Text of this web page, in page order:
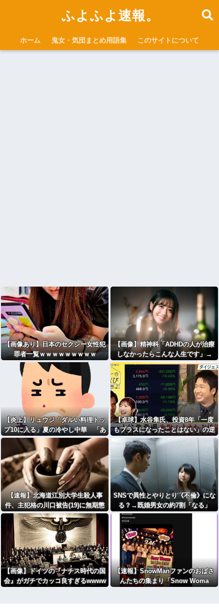
ふよふよ速報。
ホーム 鬼女・気団まとめ用語集 このサイトについて
【画像あり】日本のセクシー女性犯
罪者一覧ｗｗｗｗｗｗｗｗｗ
【画像】精神科「ADHDの人が治療
しなかったらこんな人生です」→
【炎上】リュウジ「ダルい料理トッ
プ10に入る」夏の冷やし中華 「あ
り得ないほどダルい」
【卓球】水谷隼氏、投資8年「一度
もプラスになったことはない」の逆
億り人生活 「1日違えば億稼げると
きも何回もあった」
【速報】北海道江別大学生殺人事
件、主犯格の川口被告(19)に無期懲
役の判決・・・
SNSで異性とやりとり《不倫》にな
る？→既婚男女の約7割「なる」
⇒！
【画像】ドイツの『ナチス時代の国
会』がガチでカッコ良すぎるwwww
【速報】SnowManファンのおばさ
んたちの集まり「Snow Woma